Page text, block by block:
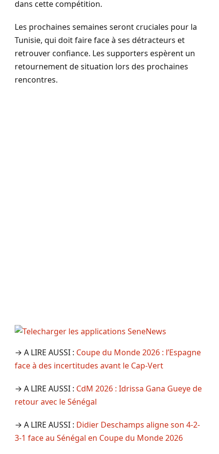
dans cette compétition.
Les prochaines semaines seront cruciales pour la
Tunisie, qui doit faire face à ses détracteurs et
retrouver confiance. Les supporters espèrent un
retournement de situation lors des prochaines
rencontres.
→ A LIRE AUSSI : Coupe du Monde 2026 : l’Espagne
face à des incertitudes avant le Cap-Vert
→ A LIRE AUSSI : CdM 2026 : Idrissa Gana Gueye de
retour avec le Sénégal
→ A LIRE AUSSI : Didier Deschamps aligne son 4-2-
3-1 face au Sénégal en Coupe du Monde 2026